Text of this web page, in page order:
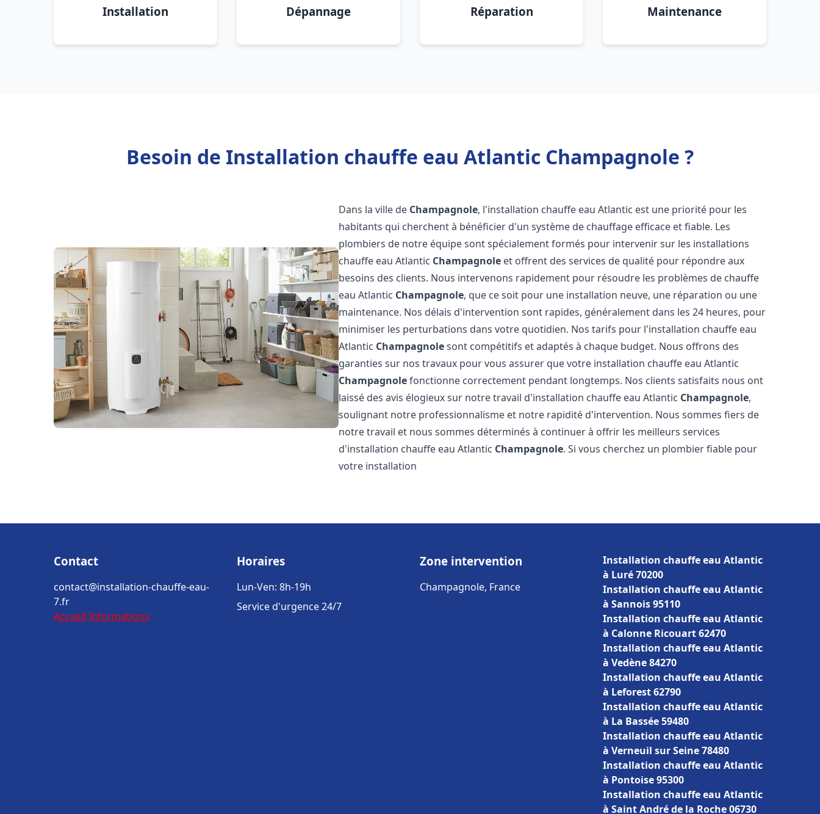
Installation Dépannage Réparation Maintenance
Besoin de Installation chauffe eau Atlantic Champagnole ?
Dans la ville de Champagnole, l'installation chauffe eau Atlantic est une priorité pour les
habitants qui cherchent à bénéficier d'un système de chauffage efficace et fiable. Les
plombiers de notre équipe sont spécialement formés pour intervenir sur les installations
chauffe eau Atlantic Champagnole et offrent des services de qualité pour répondre aux
besoins des clients. Nous intervenons rapidement pour résoudre les problèmes de chauffe
eau Atlantic Champagnole, que ce soit pour une installation neuve, une réparation ou une
maintenance. Nos délais d'intervention sont rapides, généralement dans les 24 heures, pour
minimiser les perturbations dans votre quotidien. Nos tarifs pour l'installation chauffe eau
Atlantic Champagnolesont compétitifs et adaptés à chaque budget. Nous offrons des
garanties sur nos travaux pour vous assurer que votre installation chauffe eau Atlantic
Champagnolefonctionne correctement pendant longtemps. Nos clients satisfaits nous ont
laissé des avis élogieux sur notre travail d'installation chauffe eau Atlantic Champagnole,
soulignant notre professionnalisme et notre rapidité d'intervention. Nous sommes fiers de
notre travail et nous sommes déterminés à continuer à offrir les meilleurs services
d'installation chauffe eau Atlantic Champagnole. Si vous cherchez un plombier fiable pour
votre installation
Contact
contact@installation-chauffe-eau-
7.fr
Accueil Informations
Horaires
Lun-Ven: 8h-19h
Service d'urgence 24/7
Zone intervention
Champagnole, France
Installation chauffe eau Atlantic
à Luré 70200
Installation chauffe eau Atlantic
à Sannois 95110
Installation chauffe eau Atlantic
à Calonne Ricouart 62470
Installation chauffe eau Atlantic
à Vedène 84270
Installation chauffe eau Atlantic
à Leforest 62790
Installation chauffe eau Atlantic
à La Bassée 59480
Installation chauffe eau Atlantic
à Verneuil sur Seine 78480
Installation chauffe eau Atlantic
à Pontoise 95300
Installation chauffe eau Atlantic
à Saint André de la Roche 06730